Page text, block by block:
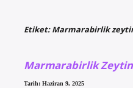
Etiket:Marmarabirlik
Marmarabirlik
Tarih: Haziran 9, 2025